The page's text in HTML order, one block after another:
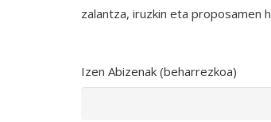
zalantza, iruzkin eta proposamen
Izen Abizenak (beharrezkoa)